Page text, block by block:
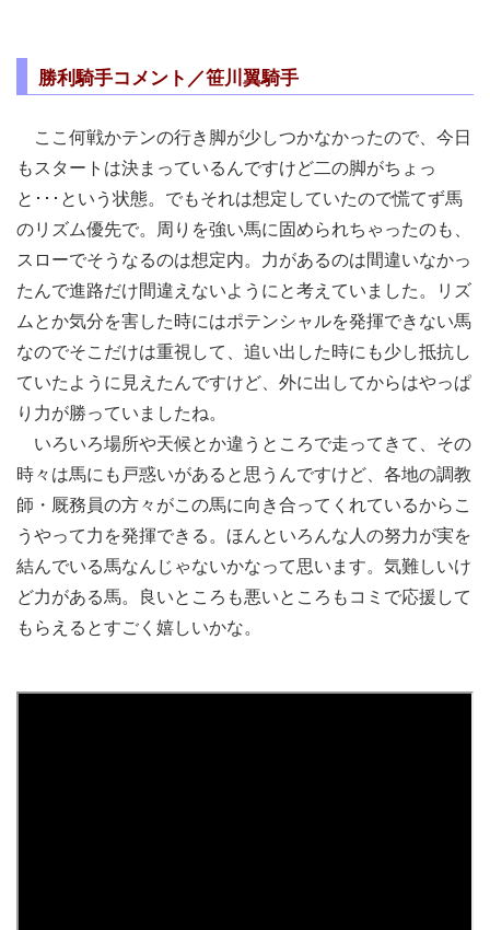
勝利騎手コメント／笹川翼騎手
ここ何戦かテンの行き脚が少しつかなかったので、今日
もスタートは決まっているんですけど二の脚がちょっ
と･･･という状態。でもそれは想定していたので慌てず馬
のリズム優先で。周りを強い馬に固められちゃったのも、
スローでそうなるのは想定内。力があるのは間違いなかっ
たんで進路だけ間違えないようにと考えていました。リズ
ムとか気分を害した時にはポテンシャルを発揮できない馬
なのでそこだけは重視して、追い出した時にも少し抵抗し
ていたように見えたんですけど、外に出してからはやっぱ
り力が勝っていましたね。
いろいろ場所や天候とか違うところで走ってきて、その
時々は馬にも戸惑いがあると思うんですけど、各地の調教
師・厩務員の方々がこの馬に向き合ってくれているからこ
うやって力を発揮できる。ほんといろんな人の努力が実を
結んでいる馬なんじゃないかなって思います。気難しいけ
ど力がある馬。良いところも悪いところもコミで応援して
もらえるとすごく嬉しいかな。